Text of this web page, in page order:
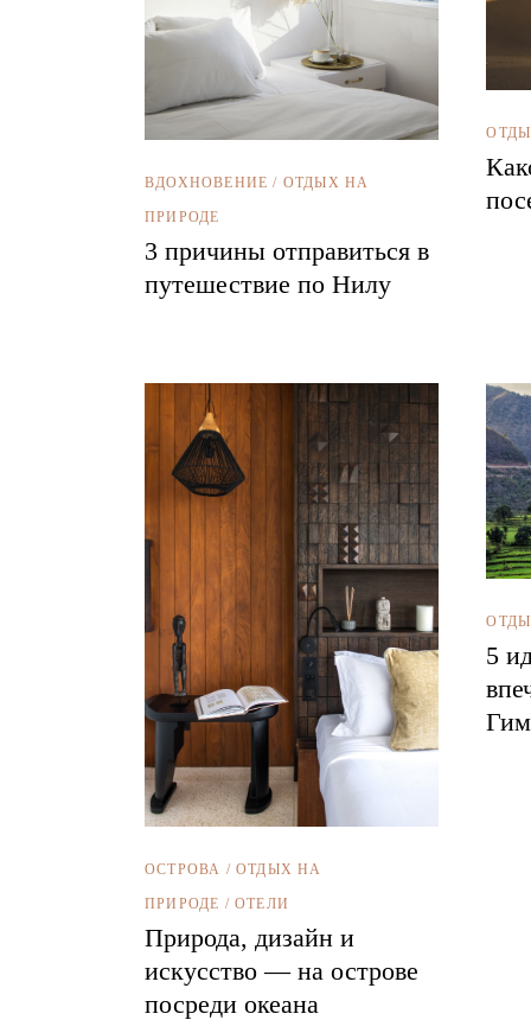
ВДОХНОВЕНИЕ / ОТДЫХ НА
ПРИРОДЕ
3 причины отправиться в
путешествие по Нилу
ОСТРОВА /ОТДЫХ НА
ПРИРОДЕ /ОТЕЛИ
Природа, дизайн и
искусство — на острове
посреди океана
5